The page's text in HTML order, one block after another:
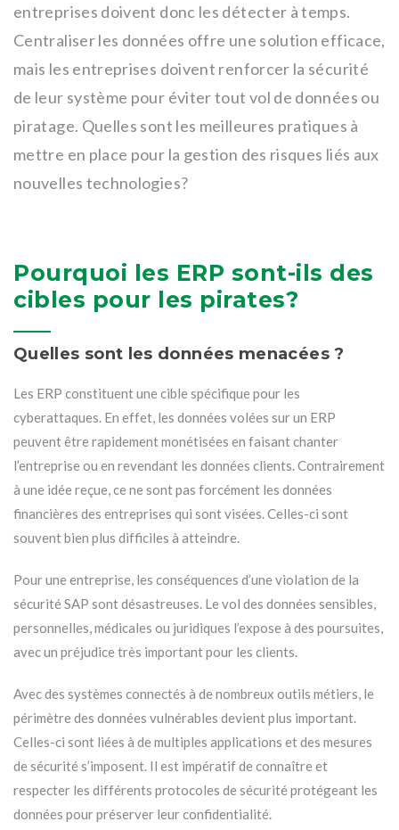
entreprises doivent donc les détecter à temps.
Centraliser les données offre une solution efficace,
mais les entreprises doivent renforcer la sécurité
de leur système pour éviter tout vol de données ou
piratage. Quelles sont les meilleures pratiques à
mettre en place pour la gestion des risques liés aux
nouvelles technologies?
Pourquoi les ERP sont-ils des
cibles pour les pirates?
Quelles sont les données menacées ?
Les ERP constituent une cible spécifique pour les
cyberattaques. En effet, les données volées sur un ERP
peuvent être rapidement monétisées en faisant chanter
l’entreprise ou en revendant les données clients. Contrairement
à une idée reçue, ce ne sont pas forcément les données
financières des entreprises qui sont visées. Celles-ci sont
souvent bien plus difficiles à atteindre.
Pour une entreprise, les conséquences d’une violation de la
sécurité SAP sont désastreuses. Le vol des données sensibles,
personnelles, médicales ou juridiques l’expose à des poursuites,
avec un préjudice très important pour les clients.
Avec des systèmes connectés à de nombreux outils métiers, le
périmètre des données vulnérables devient plus important.
Celles-ci sont liées à de multiples applications et des mesures
de sécurité s’imposent. Il est impératif de connaître et
respecter les différents protocoles de sécurité protégeant les
données pour préserver leur confidentialité.